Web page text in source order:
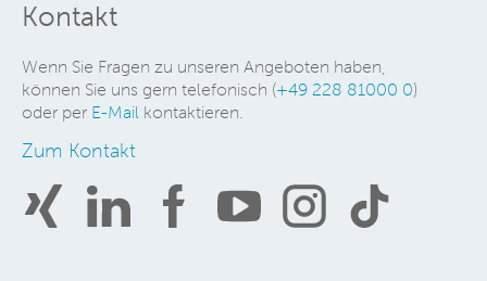
Kontakt
Wenn Sie Fragen zu unseren Angeboten haben,
können Sie uns gern telefonisch (+49 228 81000 0)
oder per E-Mail kontaktieren.
Zum Kontakt